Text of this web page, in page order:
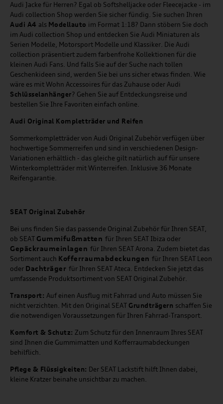
Audi Jacke für Herren? Egal ob Softshelljacke oder Fleecejacke - im
Audi collection Shop werden Sie sicher fündig. Sie suchen Ihren
Audi A4 als Modellauto im Format 1:18? Dann stöbern Sie doch
im Audi collection Shop und entdecken Sie Audi Miniaturen als
Serien Modelle, Motorsport Modelle und Klassiker. Die Audi
collection präsentiert zudem farbenfrohe Kollektionen für die
kleinen Audi Fans. Und falls Sie auf der Suche nach tollen
Geschenkideen sind, werden Sie bei uns sicher etwas finden. Wie
wäre es mit Wohn Accessoires für das Zuhause oder Audi
Schlüsselanhänger? Gehen Sie auf Entdeckungsreise und
bestellen Sie Ihre Favoriten einfach online.
Audi Original Kompletträder und Reifen
Sommerkompletträder von Audi Original Zubehör verfügen über
hochwertige Sommerreifen und sind in verschiedenen Design-
Variationen erhältlich - das gleiche gilt natürlich auf für unsere
Winterkompletträder mit Winterreifen. Inklusive 36 Monate
Reifengarantie.
SEAT Original Zubehör
Bei uns finden Sie das passende Original Zubehör für Ihren SEAT,
ob SEAT Gummifußmatten für Ihren SEAT Ibiza oder
Gepäckraumeinlagen für Ihren SEAT Arona. Zudem bietet das
Sortiment auch Kofferraumabdeckungen für Ihren SEAT Leon
oder Dachträger für Ihren SEAT Ateca. Entdecken Sie jetzt das
umfassende Produktsortiment von SEAT Original Zubehör.
Transport: Auf einen Ausflug mit Fahrrad und Auto müssen Sie
nicht verzichten. Mit den Original SEAT Grundträgern schaffen Sie
die notwendigen Voraussetzungen für Ihren Fahrrad-Transport.
Komfort & Schutz: Zum Schutz für den Innenraum Ihres SEAT
sind Ihnen die Gummimatten und Kofferraumabdeckungen
behilflich.
Pflege & Flüssigkeiten: Der SEAT Lackstift hilft Ihnen dabei,
kleine Kratzer beinahe unsichtbar zu machen.